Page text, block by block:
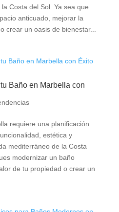
Costa del Sol. Ya sea que
anticuado, mejorar la
crear un oasis de bienestar...
Baño en Marbella con
requiere una planificación
estética y
mediterráneo de la Costa
modernizar un baño
de tu propiedad o crear un